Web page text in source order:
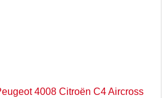
4008 Citroën C4 Aircross